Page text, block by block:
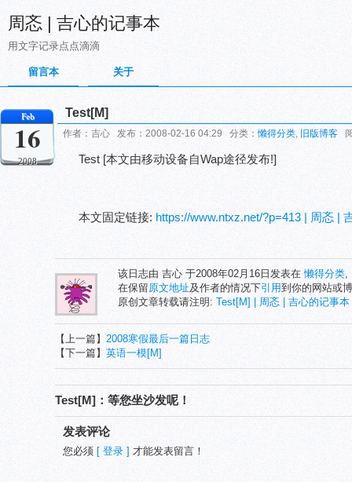
周忞 | 吉心的记事本
用文字记录点点滴滴
留言本 关于
Feb
16
2008
Test[M]
作者：吉心 发布：2008-02-16 04:29 分类：懒得分类, 旧版博客
Test [本文由移动设备自Wap途径发布!]
本文固定链接: https://www.ntxz.net/?p=413 | 周忞 |
该日志由 吉心 于2008年02月16日发表在懒得分类,
在保留原文地址及作者的情况下引用到你的网站或
原创文章转载请注明: Test[M] | 周忞 | 吉心的记事本
【上一篇】 2008寒假最后一篇日志
【下一篇】 英语一模[M]
Test[M]：等您坐沙发呢！
发表评论
您必须 [ 登录 ] 才能发表留言！